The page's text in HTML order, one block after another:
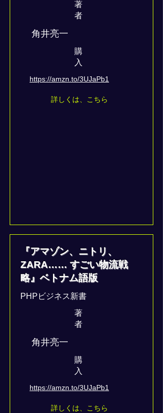
著
者
角井亮一
​購
入
https://amzn.to/3UJaPb1
詳しくは、こちら
『アマゾン、ニトリ、
ZARA…… すごい物流戦
略』ベトナム語版
PHPビジネス新書
著
者
角井亮一
​購
入
https://amzn.to/3UJaPb1
詳しくは、こちら